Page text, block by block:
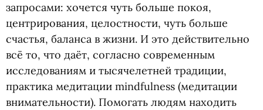
запросами: хочется чуть больше покоя,
центрирования, целостности, чуть больше
счастья, баланса в жизни. И это действительно
всё то, что даёт, согласно современным
исследованиям и тысячелетней традиции,
практика медитации mindfulness (медитации
внимательности). Помогать людям находить